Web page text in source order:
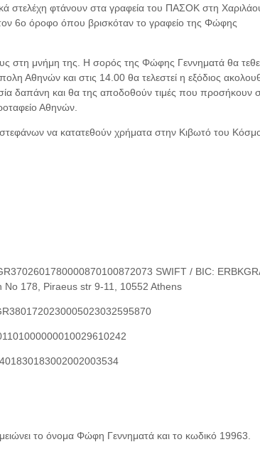
στελέχη φτάνουν στα γραφεία του ΠΑΣΟΚ στη
6ο όροφο όπου βρισκόταν το γραφείο της Φώφης
στη μνήμη της. Η σορός της Φώφης Γεννηματά θα
Αθηνών και στις 14.00 θα τελεστεί η εξόδιος
δαπάνη και θα της αποδοθούν τιμές που προσήκουν
Αθηνών.
να κατατεθούν χρήματα στην Κιβωτό του
SWIFT / BIC:
178, Piraeus str 9-11, 10552 Athens
το όνομα Φώφη Γεννηματά και το κωδικό 19963.